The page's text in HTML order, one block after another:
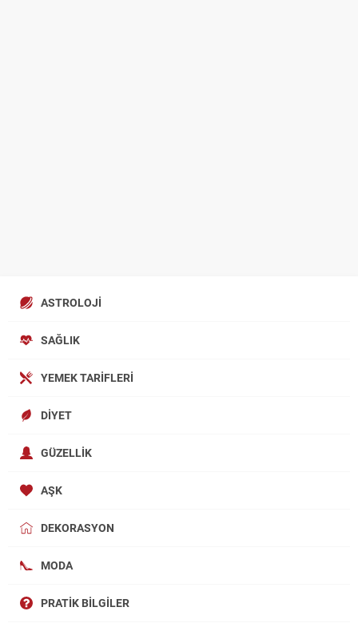
ASTROLOJI
SAĞLIK
YEMEK TARIFLERI
DIYET
GÜZELLIK
AŞK
DEKORASYON
MODA
PRATIK BILGILER